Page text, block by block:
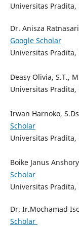
Universitas
Dr. Anisza
Google Scholar
Universitas
Deasy Olivia, S.T.,
Universitas
Irwan Harnoko,
Scholar
Universitas
Boike Janus
Scholar
Universitas
Dr. Ir.Mochamad
Scholar